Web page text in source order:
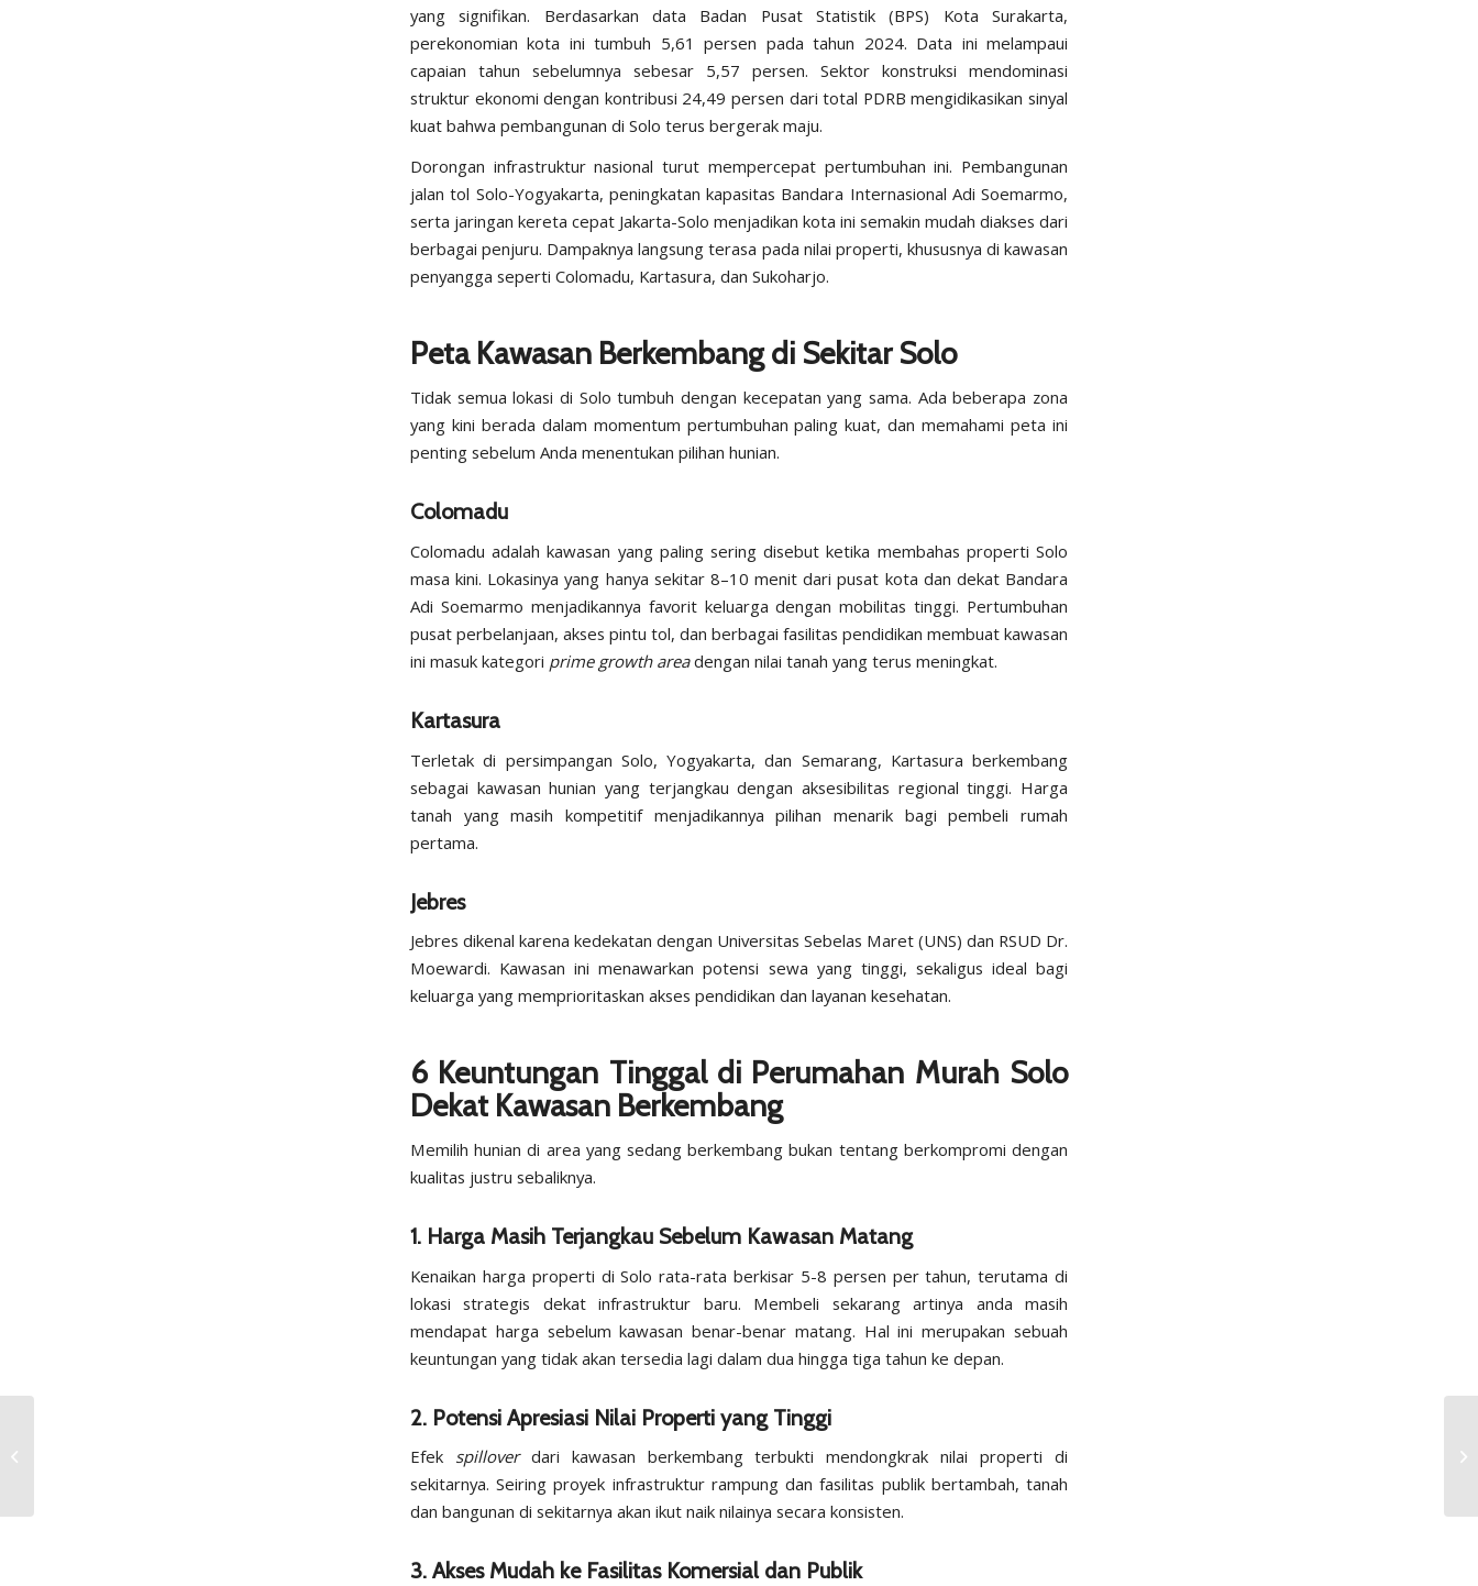
yang signifikan. Berdasarkan data Badan Pusat Statistik (BPS) Kota Surakarta,
perekonomian kota ini tumbuh 5,61 persen pada tahun 2024. Data ini melampaui
capaian tahun sebelumnya sebesar 5,57 persen. Sektor konstruksi mendominasi
struktur ekonomi dengan kontribusi 24,49 persen dari total PDRB mengidikasikan sinyal
kuat bahwa pembangunan di Solo terus bergerak maju.
Dorongan infrastruktur nasional turut mempercepat pertumbuhan ini. Pembangunan
jalan tol Solo-Yogyakarta, peningkatan kapasitas Bandara Internasional Adi Soemarmo,
serta jaringan kereta cepat Jakarta-Solo menjadikan kota ini semakin mudah diakses dari
berbagai penjuru. Dampaknya langsung terasa pada nilai properti, khususnya di kawasan
penyangga seperti Colomadu, Kartasura, dan Sukoharjo.
Peta Kawasan Berkembang di Sekitar Solo
Tidak semua lokasi di Solo tumbuh dengan kecepatan yang sama. Ada beberapa zona
yang kini berada dalam momentum pertumbuhan paling kuat, dan memahami peta ini
penting sebelum Anda menentukan pilihan hunian.
Colomadu
Colomadu adalah kawasan yang paling sering disebut ketika membahas properti Solo
masa kini. Lokasinya yang hanya sekitar 8–10 menit dari pusat kota dan dekat Bandara
Adi Soemarmo menjadikannya favorit keluarga dengan mobilitas tinggi. Pertumbuhan
pusat perbelanjaan, akses pintu tol, dan berbagai fasilitas pendidikan membuat kawasan
ini masuk kategori prime growth areadengan nilai tanah yang terus meningkat.
Kartasura
Terletak di persimpangan Solo, Yogyakarta, dan Semarang, Kartasura berkembang
sebagai kawasan hunian yang terjangkau dengan aksesibilitas regional tinggi. Harga
tanah yang masih kompetitif menjadikannya pilihan menarik bagi pembeli rumah
pertama.
Jebres
Jebres dikenal karena kedekatan dengan Universitas Sebelas Maret (UNS) dan RSUD Dr.
Moewardi. Kawasan ini menawarkan potensi sewa yang tinggi, sekaligus ideal bagi
keluarga yang memprioritaskan akses pendidikan dan layanan kesehatan.
6 Keuntungan Tinggal di Perumahan Murah Solo
Dekat Kawasan Berkembang
Memilih hunian di area yang sedang berkembang bukan tentang berkompromi dengan
kualitas justru sebaliknya.
1. Harga Masih Terjangkau Sebelum Kawasan Matang
Kenaikan harga properti di Solo rata-rata berkisar 5-8 persen per tahun, terutama di
lokasi strategis dekat infrastruktur baru. Membeli sekarang artinya anda masih
mendapat harga sebelum kawasan benar-benar matang. Hal ini merupakan sebuah
keuntungan yang tidak akan tersedia lagi dalam dua hingga tiga tahun ke depan.
2. Potensi Apresiasi Nilai Properti yang Tinggi
Efek spilloverdari kawasan berkembang terbukti mendongkrak nilai properti di
sekitarnya. Seiring proyek infrastruktur rampung dan fasilitas publik bertambah, tanah
dan bangunan di sekitarnya akan ikut naik nilainya secara konsisten.
3. Akses Mudah ke Fasilitas Komersial dan Publik